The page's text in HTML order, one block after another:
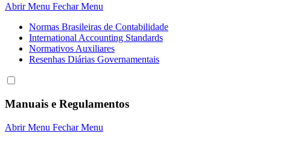
Abrir Menu Fechar Menu
Normas Brasileiras de Contabilidade
International Accounting Standards
Normativos Auxiliares
Resenhas Diárias Governamentais
Manuais e Regulamentos
Abrir Menu Fechar Menu